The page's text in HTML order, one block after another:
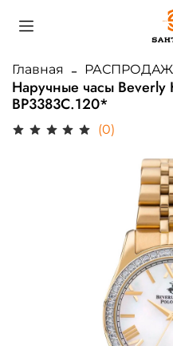
Главная
Наручные часы Beverly
BP3383C.120*
(0)